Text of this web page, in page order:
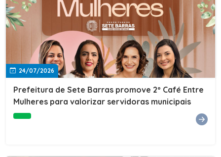
24/07/2026
Prefeitura de Sete Barras promove 2º Café Entre
Mulheres para valorizar servidoras municipais